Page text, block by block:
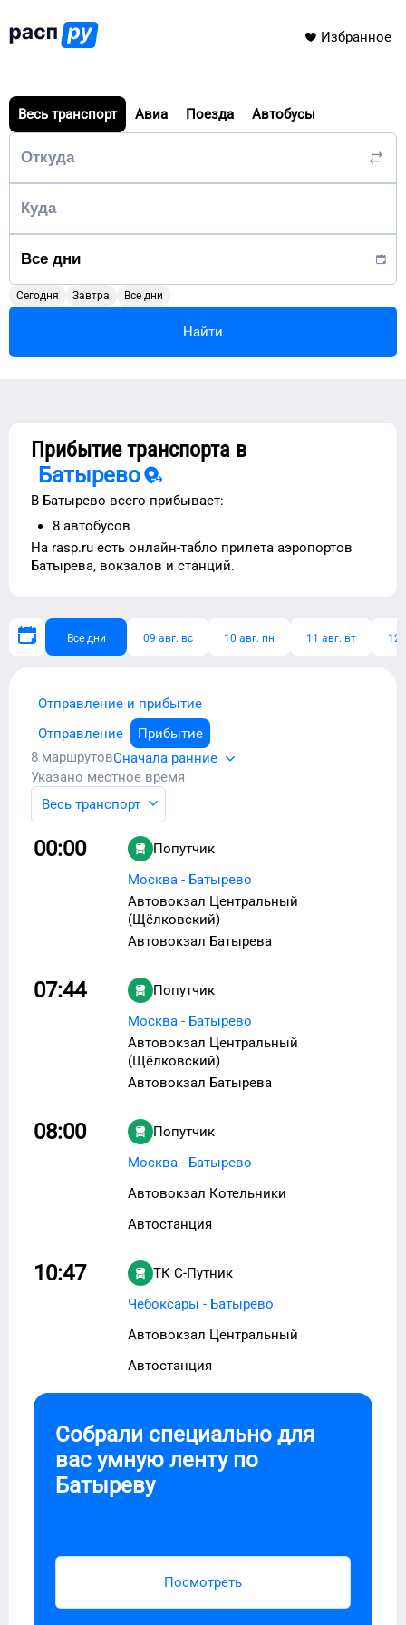
Избранное
Весь транспорт Авиа Поезда Автобусы
Сегодня Завтра Все дни
Найти
Прибытие транспорта в
Батырево
В Батырево всего прибывает:
8 автобусов
На rasp.ru есть онлайн-табло прилета аэропортов
Батырева, вокзалов и станций.
Все дни 09 авг. вс 10 авг. пн 11 авг. вт 12
Отправление и прибытие
Отправление
Прибытие
8 маршрутовСначала ранние
Указано местное время
Весь транспорт
00:00
Попутчик
Москва - Батырево
Автовокзал Центральный
(Щёлковский)
Автовокзал Батырева
07:44
Попутчик
Москва - Батырево
Автовокзал Центральный
(Щёлковский)
Автовокзал Батырева
08:00
Попутчик
Москва - Батырево
Автовокзал Котельники
Автостанция
10:47
ТК С-Путник
Чебоксары - Батырево
Автовокзал Центральный
Автостанция
Собрали специально для
вас умную ленту по
Батыреву
Посмотреть